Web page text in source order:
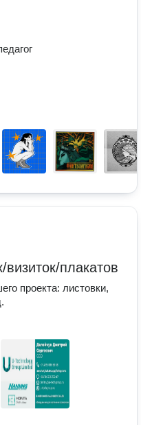
плакатов
проекта: листовки,